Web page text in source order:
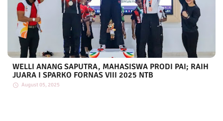
WELLI ANANG SAPUTRA, MAHASISWA PRODI PAI; RAIH
JUARA I SPARKO FORNAS VIII 2025 NTB
August 05, 2025